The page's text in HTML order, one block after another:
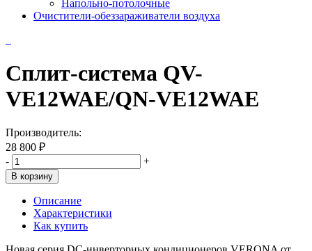
Напольно-потолочные
Очистители-обеззараживатели воздуха
Сплит-система QV-
VE12WAE/QN-VE12WAE
Производитель:
28 800 ₽
-
+
В корзину
Описание
Характеристики
Как купить